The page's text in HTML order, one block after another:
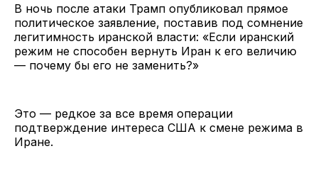
В ночь после атаки Трамп опубликовал прямое
политическое заявление, поставив под сомнение
легитимность иранской власти: «Если иранский
режим не способен вернуть Иран к его величию
— почему бы его не заменить?»
Это — редкое за все время операции
подтверждение интереса США к смене режима в
Иране.